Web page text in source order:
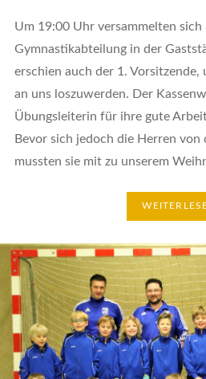
Um 19:00 Uhr versammelten sich
Gymnastikabteilung in der
erschien auch der 1.
an uns loszuwerden. Der
Übungsleiterin für ihre gute
Bevor sich jedoch die Herren von
mussten sie mit zu unserem